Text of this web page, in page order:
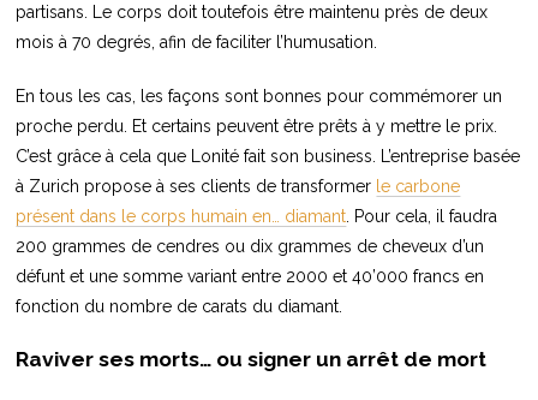
partisans. Le corps doit toutefois être maintenu près de deux
mois à 70 degrés, afin de faciliter l’humusation.
En tous les cas, les façons sont bonnes pour commémorer un
proche perdu. Et certains peuvent être prêts à y mettre le prix.
C’est grâce à cela que Lonité fait son business. L’entreprise basée
à Zurich propose à ses clients de transformer le carbone
présent dans le corps humain en… diamant . Pour cela, il faudra
200 grammes de cendres ou dix grammes de cheveux d’un
défunt et une somme variant entre 2000 et 40’000 francs en
fonction du nombre de carats du diamant.
Raviver ses morts… ou signer un arrêt de mort